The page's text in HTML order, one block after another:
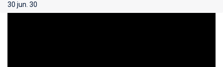
30 jun. 30